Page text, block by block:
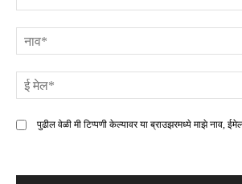
पुढील वेळी मी टिप्पणी केल्यावर या ब्राउझरमध्ये माझे नाव,